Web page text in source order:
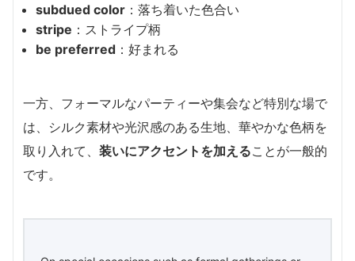
subdued color ：落ち着いた色合い
stripe ：ストライプ柄
be preferred ：好まれる
一方、フォーマルなパーティーや集会など特別な場で
は、シルク素材や光沢感のある生地、華やかな色柄を
取り入れて、 装いにアクセントを加えることが一般的
です。